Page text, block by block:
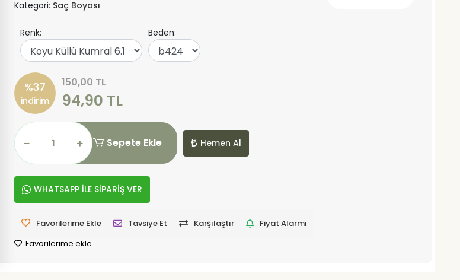
Kategori: Saç Boyası
Renk: Beden:
%37
indirim
150,00 TL
94,90 TL
Sepete Ekle Hemen Al
WHATSAPP İLE SİPARİŞ VER
Favorilerime Ekle Tavsiye Et Karşılaştır
Fiyat Alarmı
Favorilerime ekle